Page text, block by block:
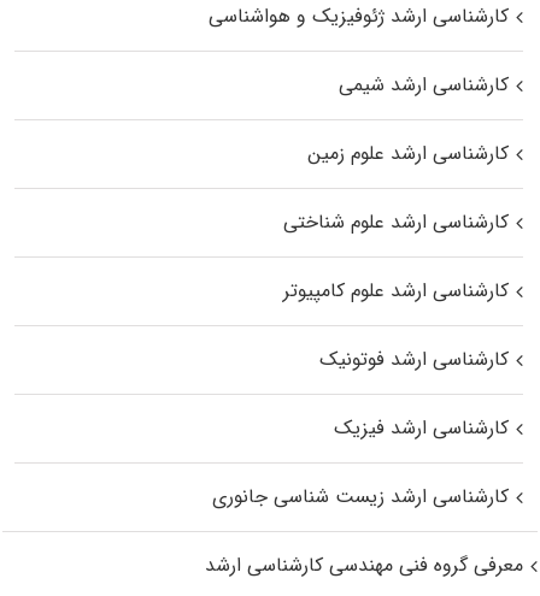
کارشناسی ارشد ژئوفیزیک و هواشناسی
کارشناسی ارشد شیمی
کارشناسی ارشد علوم زمین
کارشناسی ارشد علوم شناختی
کارشناسی ارشد علوم کامپیوتر
کارشناسی ارشد فوتونیک
کارشناسی ارشد فیزیک
کارشناسی ارشد زیست‌ شناسی جانوری
معرفی گروه فنی مهندسی کارشناسی ارشد